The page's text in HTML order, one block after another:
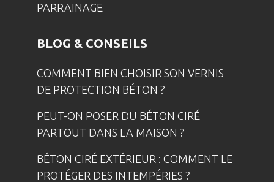
PARRAINAGE
BLOG & CONSEILS
COMMENT BIEN CHOISIR SON VERNIS
DE PROTECTION BÉTON ?
PEUT-ON POSER DU BÉTON CIRÉ
PARTOUT DANS LA MAISON ?
BÉTON CIRÉ EXTÉRIEUR : COMMENT LE
PROTÉGER DES INTEMPÉRIES ?